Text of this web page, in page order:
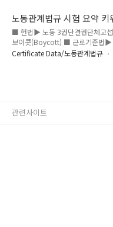
빈도가 높은 부분도 함께 정리한다.
점이 다르므로, 조문 간 비교를 통
질문으로 수렴한다.이어지는 최저
법, 그리고 국민 평생 직업능력 개
하고, 그 일자리에서 정당한 대가를
어설 수 있도록 설계된 사회 안전
고용보험법의 구직급여 수급요건
노동관계법규 시험 요약 키
■ 헌법▶ 노동 3권단결권단체교
보이콧(Boycott) ■ 근로기준법▶
종류와 관계없이 임금을 목적으로
가로 근로자에게 임금, 봉급, 그 밖
Certificate Data/노동관계법규
관련사이트